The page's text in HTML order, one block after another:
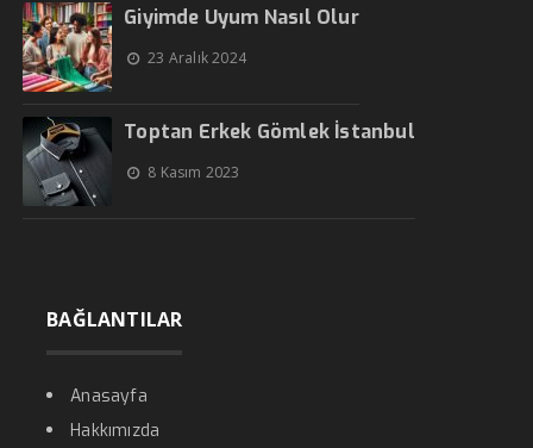
Giyimde Uyum Nasıl Olur
23 Aralık 2024
Toptan Erkek Gömlek İstanbul
8 Kasım 2023
BAĞLANTILAR
Anasayfa
Hakkımızda